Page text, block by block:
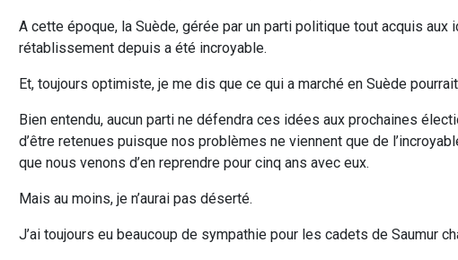
A cette époque, la Suède, gérée par un parti politique tout acquis
rétablissement depuis a été incroyable.
Et, toujours optimiste, je me dis que ce qui a marché en Suède
Bien entendu, aucun parti ne défendra ces idées aux prochaines
d’être retenues puisque nos problèmes ne viennent que de
que nous venons d’en reprendre pour cinq ans avec eux.
Mais au moins, je n’aurai pas déserté.
J’ai toujours eu beaucoup de sympathie pour les cadets de Saumur